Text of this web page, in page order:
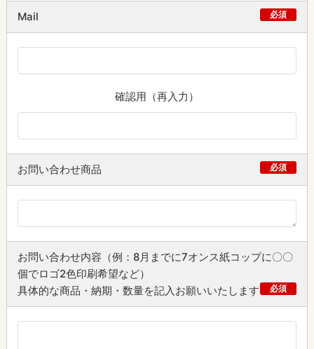
Mail 必須
確認用（再入力）
お問い合わせ商品 必須
お問い合わせ内容（例：8月までに7オンス紙コップに〇〇
個でロゴ2色印刷希望など）
具体的な商品・納期・数量を記入お願いいたします
必須